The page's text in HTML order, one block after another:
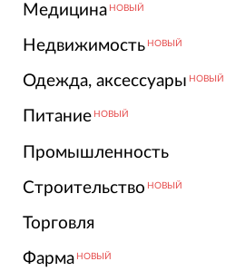
Медицина НОВЫЙ
Недвижимость НОВЫЙ
Одежда, аксессуары НОВЫЙ
Питание НОВЫЙ
Промышленность
Строительство НОВЫЙ
Торговля
Фарма НОВЫЙ